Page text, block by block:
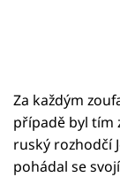
Za každým
případě byl tím
ruský rozhodčí
pohádal se